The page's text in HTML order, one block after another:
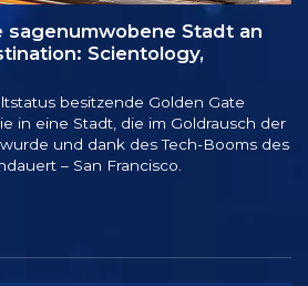
sagenumwobene Stadt an
Scientology,
besitzende Golden Gate
in eine Stadt, die im Goldrausch der
und dank des Tech-Booms des
– San Francisco.